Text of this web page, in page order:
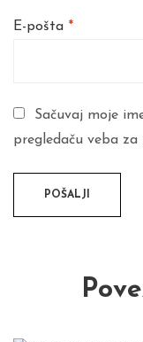
E-pošta *
Sačuvaj moje
pregledaču veba